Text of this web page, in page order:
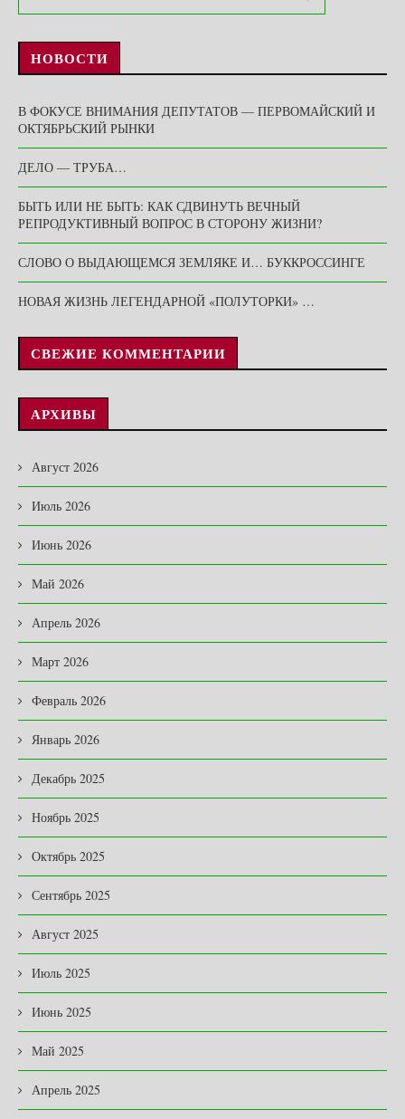
НОВОСТИ
В ФОКУСЕ ВНИМАНИЯ ДЕПУТАТОВ — ПЕРВОМАЙСКИЙ И
ОКТЯБРЬСКИЙ РЫНКИ
ДЕЛО — ТРУБА…
БЫТЬ ИЛИ НЕ БЫТЬ: КАК СДВИНУТЬ ВЕЧНЫЙ
РЕПРОДУКТИВНЫЙ ВОПРОС В СТОРОНУ ЖИЗНИ?
СЛОВО О ВЫДАЮЩЕМСЯ ЗЕМЛЯКЕ И… БУККРОССИНГЕ
НОВАЯ ЖИЗНЬ ЛЕГЕНДАРНОЙ «ПОЛУТОРКИ» …
СВЕЖИЕ КОММЕНТАРИИ
АРХИВЫ
Август 2026
Июль 2026
Июнь 2026
Май 2026
Апрель 2026
Март 2026
Февраль 2026
Январь 2026
Декабрь 2025
Ноябрь 2025
Октябрь 2025
Сентябрь 2025
Август 2025
Июль 2025
Июнь 2025
Май 2025
Апрель 2025